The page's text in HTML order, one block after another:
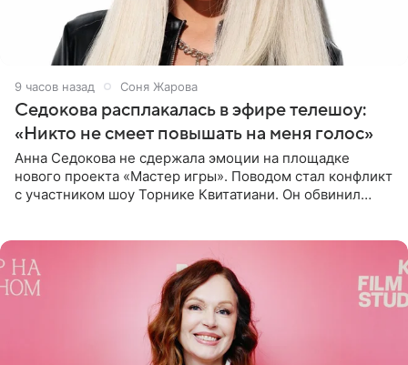
9 часов назад Соня Жарова
Седокова расплакалась в эфире телешоу:
«Никто не смеет повышать на меня голос»
Анна Седокова не сдержала эмоции на площадке
нового проекта «Мастер игры». Поводом стал конфликт
с участником шоу Торнике Квитатиани. Он обвинил